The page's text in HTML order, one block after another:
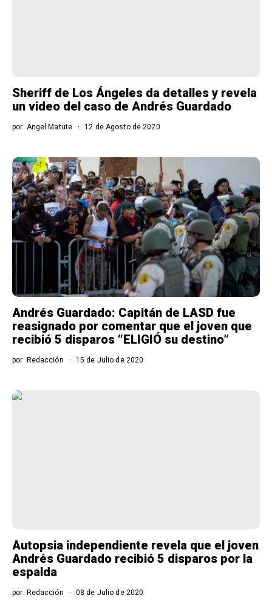
Sheriff de Los Ángeles da detalles y revela
un video del caso de Andrés Guardado
por Angel Matute 12 de Agosto de 2020
Andrés Guardado: Capitán de LASD fue
reasignado por comentar que el joven que
recibió 5 disparos “ELIGIÓ su destino”
por Redacción 15 de Julio de 2020
Autopsia independiente revela que el joven
Andrés Guardado recibió 5 disparos por la
espalda
por Redacción 08 de Julio de 2020